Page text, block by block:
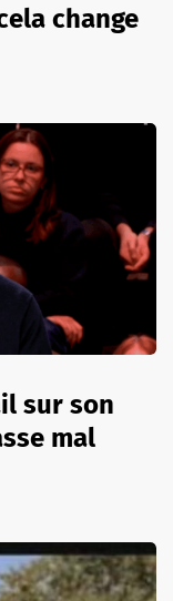
change
sur son
mal